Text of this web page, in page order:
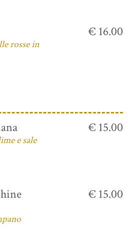
rosse in
€ 16.00
e sale
€ 15.00
€ 15.00